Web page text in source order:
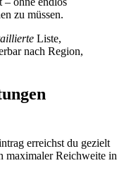
zu müssen.
Liste,
nach Region,
erreichst du gezielt
maximaler Reichweite in